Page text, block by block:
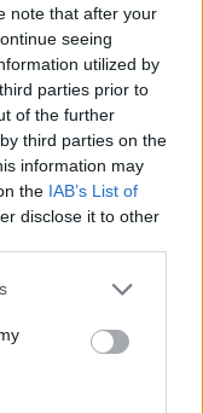
note that after your
seeing
utilized by
parties prior to
of the further
third parties on the
information may
the IAB’s List of
disclose it to other
doko kilis
išrinko
2026 metų
telefonus:
nustebino